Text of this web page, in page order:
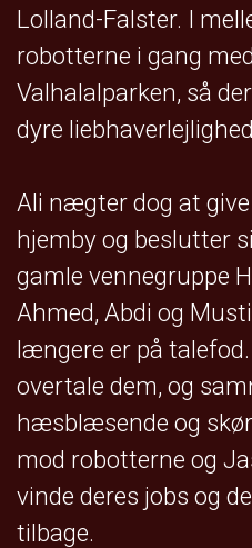
Lolland-Falster. I
robotterne i gang
Valhalalparken, så
dyre
Ali nægter dog at
hjemby og beslutter
gamle vennegruppe
Ahmed, Abdi og
længere er på
overtale dem, og
hæsblæsende og
mod robotterne og
vinde deres jobs og
tilbage.